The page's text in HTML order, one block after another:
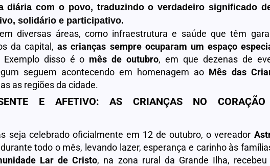
diária com o povo, traduzindo o verdadeiro significado
solidário e participativo.
diversas áreas, como infraestrutura e saúde que têm
da capital,as crianças sempre ocuparam um espaço
Exemplo disso é o mês de outubro, em que dezenas de
seguem acontecendo em homenagem ao Mês das
as regiões da cidade.
E AFETIVO: AS CRIANÇAS NO
seja celebrado oficialmente em 12 de outubro, o vereador
todo o mês, levando lazer, esperança e carinho às
Lar de Cristo, na zona rural da Grande Ilha, recebeu